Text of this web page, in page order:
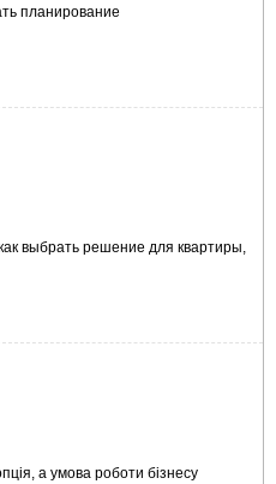
планирование
выбрать решение для квартиры,
а умова роботи бізнесу